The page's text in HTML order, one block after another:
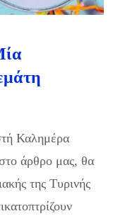
Καλημέρα
άρθρο μας, θα
της Τυρινής